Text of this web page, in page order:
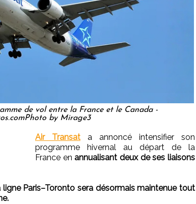
de vol entre la France et le Canada -
by Mirage3
Air Transat a annoncé intensifier son
programme hivernal au départ de la
France enannualisant deux de ses liaisons
ligne Paris–Toronto sera désormais maintenue tout